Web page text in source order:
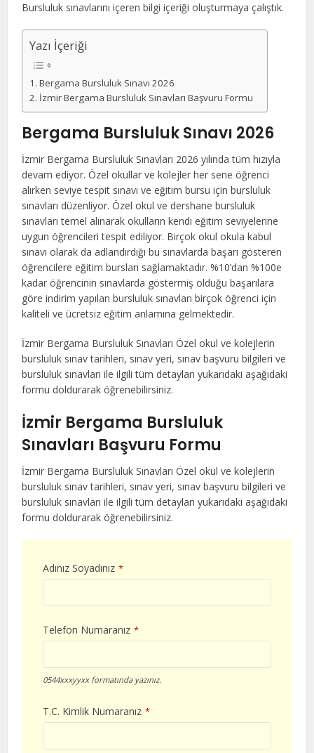
Bursluluk sınavlarını içeren bilgi içeriği oluşturmaya çalıştık.
Yazı İçeriği
Bergama Bursluluk Sınavı 2026
İzmir Bergama Bursluluk Sınavları Başvuru Formu
Bergama Bursluluk Sınavı 2026
İzmir Bergama Bursluluk Sınavları 2026 yılında tüm hızıyla
devam ediyor. Özel okullar ve kolejler her sene öğrenci
alırken seviye tespit sınavı ve eğitim bursu için bursluluk
sınavları düzenliyor. Özel okul ve dershane bursluluk
sınavları temel alınarak okulların kendi eğitim seviyelerine
uygun öğrencileri tespit ediliyor. Birçok okul okula kabul
sınavı olarak da adlandırdığı bu sınavlarda başarı gösteren
öğrencilere eğitim bursları sağlamaktadır. %10’dan %100e
kadar öğrencinin sınavlarda göstermiş olduğu başarılara
göre indirim yapılan bursluluk sınavları birçok öğrenci için
kaliteli ve ücretsiz eğitim anlamına gelmektedir.
İzmir Bergama Bursluluk Sınavları Özel okul ve kolejlerin
bursluluk sınav tarihleri, sınav yeri, sınav başvuru bilgileri ve
bursluluk sınavları ile ilgili tüm detayları yukarıdaki aşağıdaki
formu doldurarak öğrenebilirsiniz.
İzmir Bergama Bursluluk
Sınavları Başvuru Formu
İzmir Bergama Bursluluk Sınavları Özel okul ve kolejlerin
bursluluk sınav tarihleri, sınav yeri, sınav başvuru bilgileri ve
bursluluk sınavları ile ilgili tüm detayları yukarıdaki aşağıdaki
formu doldurarak öğrenebilirsiniz.
Adınız Soyadınız *
Telefon Numaranız *
0544xxxyyxx formatında yazınız.
T.C. Kimlik Numaranız *